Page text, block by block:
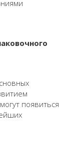
появиться